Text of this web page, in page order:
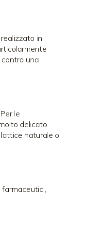
in
una
le
delicato
naturale o